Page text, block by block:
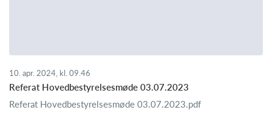
10. apr. 2024, kl. 09.46
Referat Hovedbestyrelsesmøde 03.07.2023
Referat Hovedbestyrelsesmøde 03.07.2023.pdf